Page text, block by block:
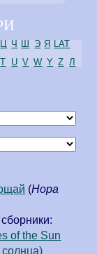
Ц Ч Ш Э Я LAT
T U V W Y Z Л
(Нора
of the Sun